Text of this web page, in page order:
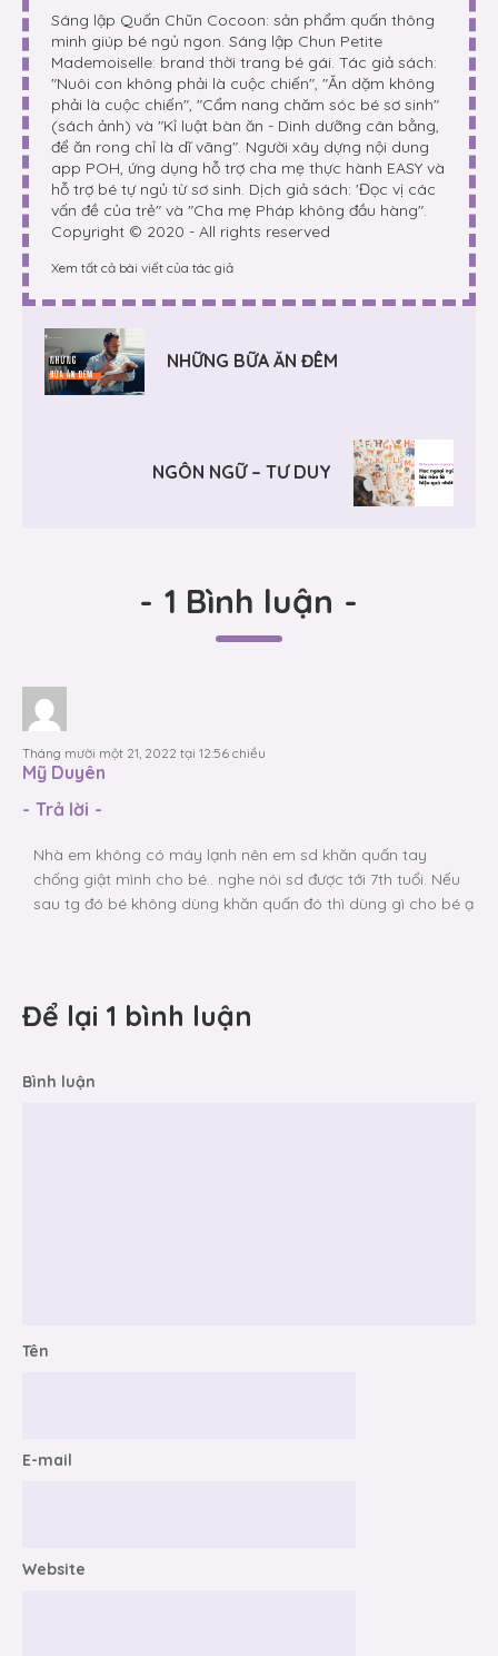
Sáng lập Quấn Chũn Cocoon: sản phẩm quấn thông
minh giúp bé ngủ ngon. Sáng lập Chun Petite
Mademoiselle: brand thời trang bé gái. Tác giả sách:
"Nuôi con không phải là cuộc chiến", "Ăn dặm không
phải là cuộc chiến", "Cẩm nang chăm sóc bé sơ sinh"
(sách ảnh) và "Kỉ luật bàn ăn - Dinh dưỡng cân bằng,
để ăn rong chỉ là dĩ vãng". Người xây dựng nội dung
app POH, ứng dụng hỗ trợ cha mẹ thực hành EASY và
hỗ trợ bé tự ngủ từ sơ sinh. Dịch giả sách: 'Đọc vị các
vấn đề của trẻ" và "Cha mẹ Pháp không đầu hàng".
Copyright © 2020 - All rights reserved
Xem tất cả bài viết của tác giả
NHỮNG BỮA ĂN ĐÊM
NGÔN NGỮ – TƯ DUY
- 1 Bình luận -
Tháng mười một 21, 2022 tại 12:56 chiều
Mỹ Duyên
- Trả lời -
Nhà em không có máy lạnh nên em sd khăn quấn tay
chống giật mình cho bé.. nghe nói sd được tới 7th tuổi. Nếu
sau tg đó bé không dùng khăn quấn đó thì dùng gì cho bé ạ
Để lại 1 bình luận
Bình luận
Tên
E-mail
Website